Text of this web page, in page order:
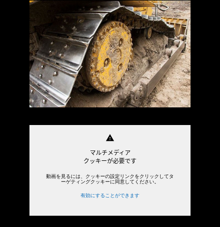
warning
マルチメディア
クッキーが必要です
動画を見るには、クッキーの設定リンクをクリックしてタ
ーゲティングクッキーに同意してください。
有効にすることができます